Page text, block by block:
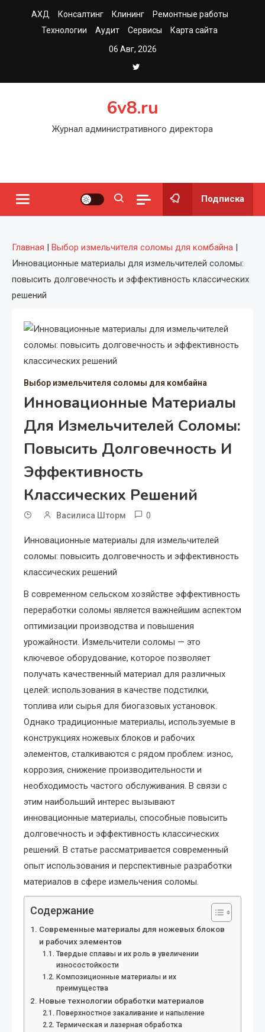
АХД Консалтинг Клининг
Ремонтные работы
Технологии
Аудит Сервисы
Карта сайта
06 Авг, 2026
6v8.ru
Журнал административного директора
Подписка
Главная | Выбор измельчителя соломы для комбайна |
Инновационные материалы для измельчителей соломы:
повысить долговечность и эффективность классических
решений
Выбор измельчителя соломы для комбайна
Инновационные Материалы
Для Измельчителей Соломы:
Повысить Долговечность И
Эффективность
Классических Решений
Василиса Шторм 0
Инновационные материалы для измельчителей
соломы: повысить долговечность и эффективность
классических решений
В современном сельском хозяйстве эффективность
переработки соломы является важнейшим аспектом
оптимизации производства и повышения
урожайности. Измельчители соломы — это
ключевое оборудование, которое позволяет
получать качественный материал для различных
целей: использования в качестве подстилки,
топлива или сырья для биогазовых установок.
Однако традиционные материалы, используемые в
конструкциях ножевых блоков и рабочих
элементов, сталкиваются с рядом проблем: износ,
коррозия, снижение производительности и
необходимость частого обслуживания. В связи с
этим наибольший интерес вызывают
инновационные материалы, способные повысить
долговечность и эффективность классических
решений. В статье рассматривается современный
опыт использования и перспективные разработки
материалов в сфере измельчения соломы.
Содержание
Современные материалы для ножевых блоков
и рабочих элементов
Твердые сплавы и их роль в увеличении
износостойкости
Композиционные материалы и их
преимущества
Новые технологии обработки материалов
Поверхностное закаливание и напыление
Термическая и лазерная обработка